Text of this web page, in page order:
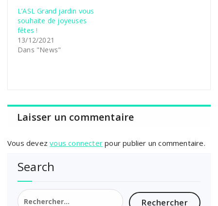
L’ASL Grand jardin vous
souhaite de joyeuses
fêtes !
13/12/2021
Dans "News"
Laisser un commentaire
Vous devezvous connecter pour publier un commentaire.
Search
Rechercher :